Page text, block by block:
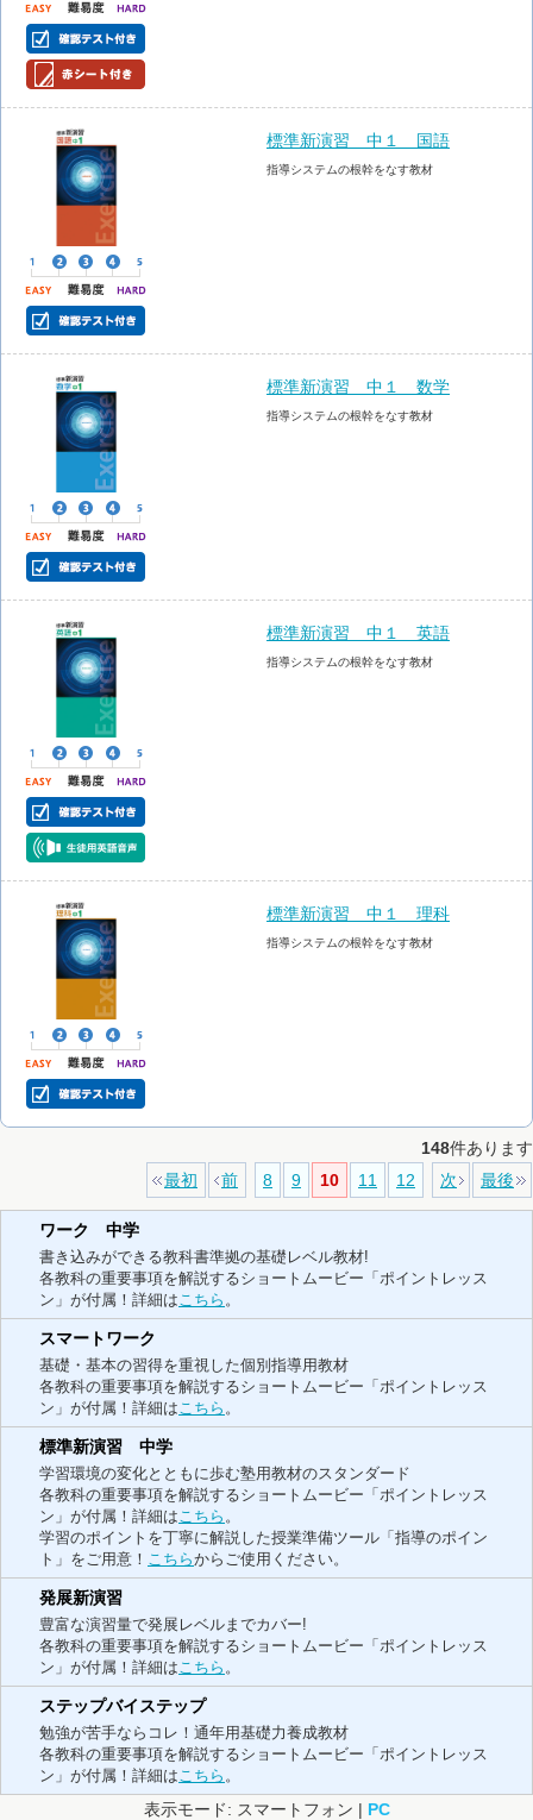
標準新演習 中１ 国語
指導システムの根幹をなす教材
標準新演習 中１ 数学
指導システムの根幹をなす教材
標準新演習 中１ 英語
指導システムの根幹をなす教材
標準新演習 中１ 理科
指導システムの根幹をなす教材
148件あります
最初
前 8 9 10 11 12 次 最後
ワーク 中学
書き込みができる教科書準拠の基礎レベル教材!
各教科の重要事項を解説するショートムービー「ポイントレッス
ン」が付属！詳細は こちら 。
スマートワーク
基礎・基本の習得を重視した個別指導用教材
各教科の重要事項を解説するショートムービー「ポイントレッス
ン」が付属！詳細は こちら 。
標準新演習 中学
学習環境の変化とともに歩む塾用教材のスタンダード
各教科の重要事項を解説するショートムービー「ポイントレッス
ン」が付属！詳細は こちら 。
学習のポイントを丁寧に解説した授業準備ツール「指導のポイン
ト」をご用意！ こちらからご使用ください。
発展新演習
豊富な演習量で発展レベルまでカバー!
各教科の重要事項を解説するショートムービー「ポイントレッス
ン」が付属！詳細は こちら 。
ステップバイステップ
勉強が苦手ならコレ！通年用基礎力養成教材
各教科の重要事項を解説するショートムービー「ポイントレッス
ン」が付属！詳細は こちら 。
表示モード: スマートフォン | PC